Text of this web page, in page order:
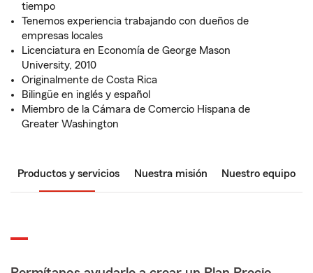
tiempo
Tenemos experiencia trabajando con dueños de
empresas locales
Licenciatura en Economía de George Mason
University, 2010
Originalmente de Costa Rica
Bilingüe en inglés y español
Miembro de la Cámara de Comercio Hispana de
Greater Washington
Productos y servicios Nuestra misión Nuestro equipo